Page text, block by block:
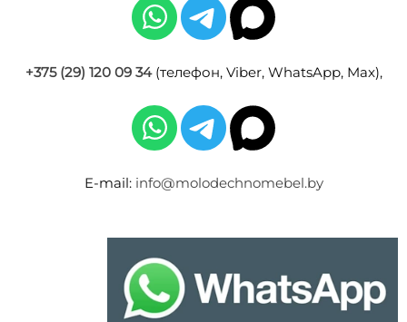
+375 (29) 120 09 34(телефон, Viber, WhatsApp, Max),
E-mail: info@molodechnomebel.by